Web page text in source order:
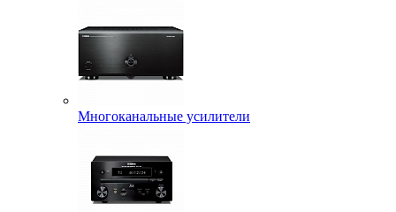
Многоканальные усилители